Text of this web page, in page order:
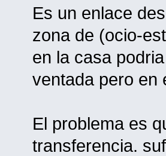
Es un enlace
zona de (ocio-
en la casa
ventada pero en
El problema es
transferencia.